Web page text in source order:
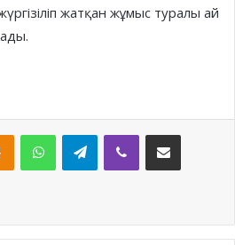
жатқан жұмыс туралы ай
Odnoklassniki
WhatsAppTelegramViber Share via Email